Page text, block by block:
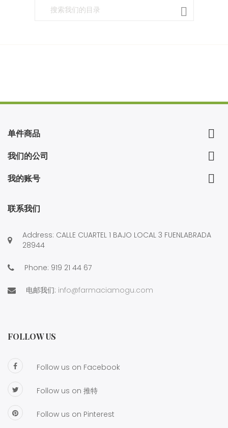

单件商品 
我们的公司 
我的账号 
联系我们
Address: CALLE CUARTEL 1 BAJO LOCAL 3 FUENLABRADA
28944
Phone: 919 21 44 67
电邮我们: info@farmaciamogu.com
FOLLOW US
Follow us on Facebook
Follow us on 推特
Follow us on Pinterest